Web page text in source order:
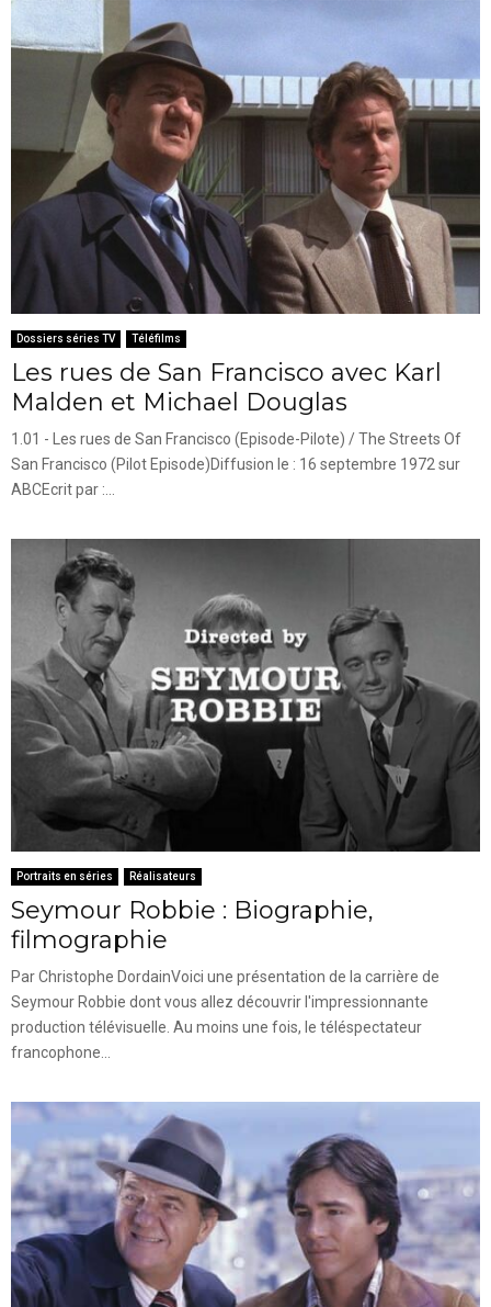
Dossiers séries TV Téléfilms
Les rues de San Francisco avec Karl
Malden et Michael Douglas
1.01 - Les rues de San Francisco (Episode-Pilote) / The Streets Of
San Francisco (Pilot Episode)Diffusion le : 16 septembre 1972 sur
ABCEcrit par :...
Portraits en séries Réalisateurs
Seymour Robbie : Biographie,
filmographie
Par Christophe DordainVoici une présentation de la carrière de
Seymour Robbie dont vous allez découvrir l'impressionnante
production télévisuelle. Au moins une fois, le téléspectateur
francophone...